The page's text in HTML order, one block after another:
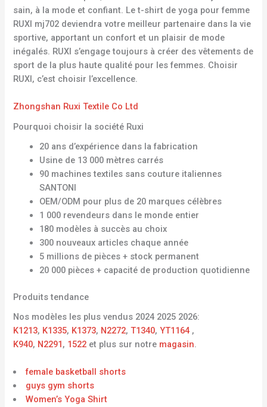
sain, à la mode et confiant. Le t-shirt de yoga pour femme
RUXI mj702 deviendra votre meilleur partenaire dans la vie
sportive, apportant un confort et un plaisir de mode
inégalés. RUXI s’engage toujours à créer des vêtements de
sport de la plus haute qualité pour les femmes. Choisir
RUXI, c’est choisir l’excellence.
Zhongshan Ruxi Textile Co Ltd
Pourquoi choisir la société Ruxi
20 ans d’expérience dans la fabrication
Usine de 13 000 mètres carrés
90 machines textiles sans couture italiennes
SANTONI
OEM/ODM pour plus de 20 marques célèbres
1 000 revendeurs dans le monde entier
180 modèles à succès au choix
300 nouveaux articles chaque année
5 millions de pièces + stock permanent
20 000 pièces + capacité de production quotidienne
Produits tendance
Nos modèles les plus vendus 2024 2025 2026:
K1213, K1335, K1373, N2272,T1340,YT1164 ,
K940, N2291, 1522 et plus sur notre magasin.
female basketball shorts
guys gym shorts
Women’s Yoga Shirt